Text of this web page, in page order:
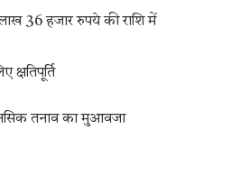
36 हजार रुपये की राशि में
तनाव का मुआवजा